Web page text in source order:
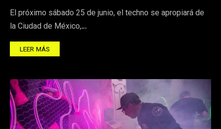
El próximo sábado 25 de junio, el techno se apropiará de
la Ciudad de México,…
LEER MÁS